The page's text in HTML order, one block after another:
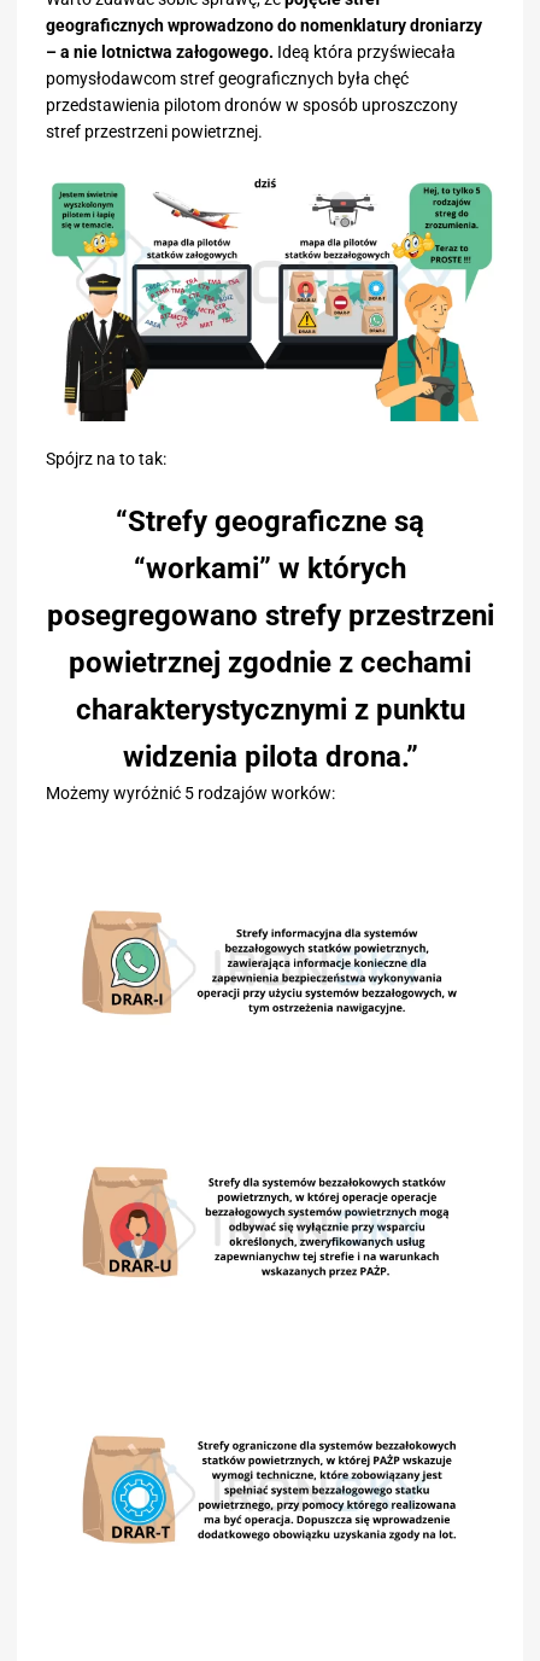
geograficznych wprowadzono do nomenklatury droniarzy
– a nie lotnictwa załogowego. Ideą która przyświecała
pomysłodawcom stref geograficznych była chęć
przedstawienia pilotom dronów w sposób uproszczony
stref przestrzeni powietrznej.
Spójrz na to tak:
“Strefy geograficzne są
“workami” w których
posegregowano strefy przestrzeni
powietrznej zgodnie z cechami
charakterystycznymi z punktu
widzenia pilota drona.”
Możemy wyróżnić 5 rodzajów worków: